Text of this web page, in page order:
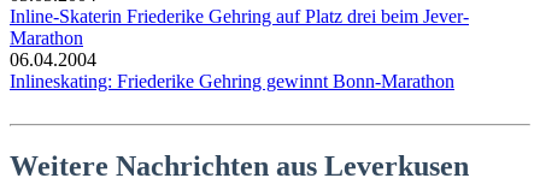
Inline-Skaterin Friederike Gehring auf Platz drei beim Jever-
Marathon
06.04.2004
Inlineskating: Friederike Gehring gewinnt Bonn-Marathon
Weitere Nachrichten aus Leverkusen